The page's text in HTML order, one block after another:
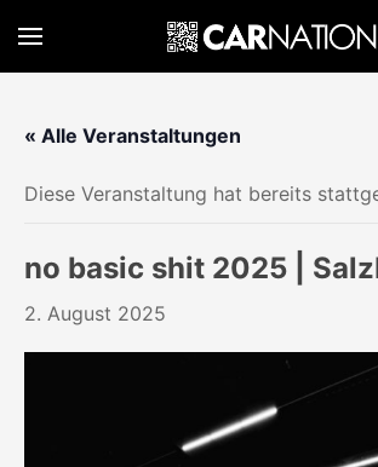
« Alle Veranstaltungen
Diese Veranstaltung hat bereits
no basic shit 2025 |
2. August 2025